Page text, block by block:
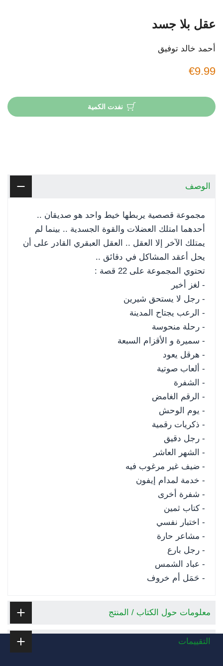
عقل بلا جسد
أحمد خالد توفيق
€9.99
نفدت الكمية
الوصف
مجموعة قصصية يربطها خيط واحد هو صديقان ..
أحدهما امتلك العضلات والقوة الجسدية .. بينما لم
يمتلك الآخر إلا العقل .. العقل العبقري القادر على أن
يحل أعقد المشاكل في دقائق ..
تحتوي المجموعة على 22 قصة :
- لغز أخير
- رجل لا يستحق شيرين
- الرعب يجتاح المدينة
- رحلة منحوسة
- سميرة و الأقزام السبعة
- هرقل يعود
- ألعاب صوتية
- الشفرة
- الرقم الغامض
- يوم الوحش
- ذكريات رقمية
- رجل دقيق
- الشهر العاشر
- ضيف غير مرغوب فيه
- خدمة لمدام إيفون
- شفرة أخرى
- كتاب ثمين
- اختبار نفسي
- مشاعر حارة
- رجل بارع
- عباد الشمس
- حَمَل أم خروف
معلومات حول الكتاب / المنتج
التقييمات